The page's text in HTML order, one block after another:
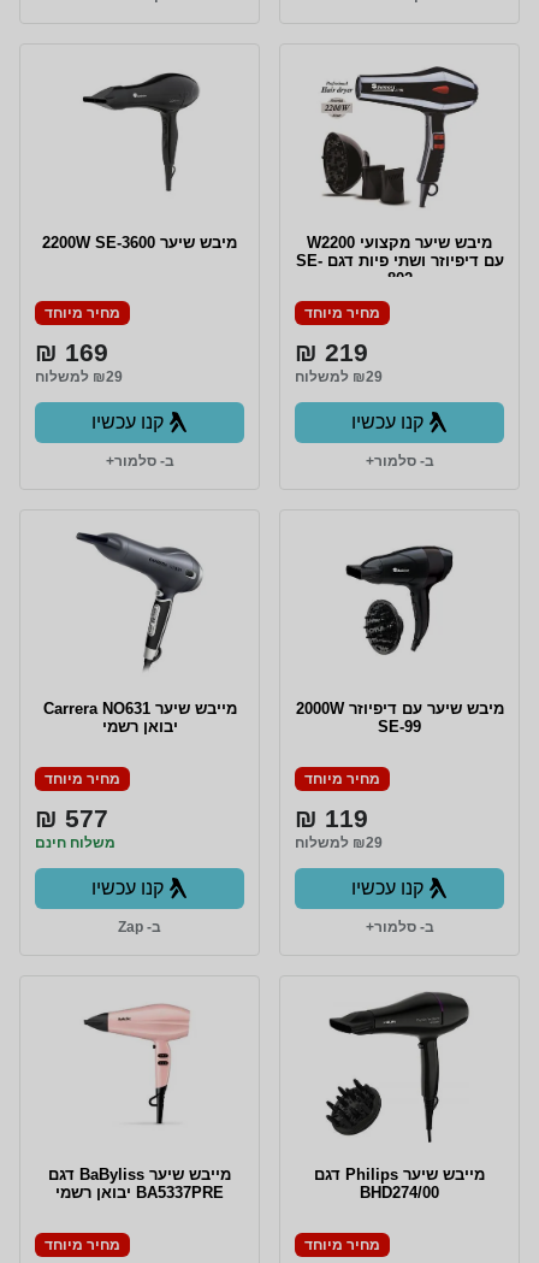
מיבש שיער מקצועי W2200
עם דיפיוזר ושתי פיות דגם SE-
802
מחיר מיוחד
219 ₪
₪29 למשלוח
קנו עכשיו
ב- סלמור+
מיבש שיער 2200W SE-3600
מחיר מיוחד
169 ₪
₪29 למשלוח
קנו עכשיו
ב- סלמור+
מיבש שיער עם דיפיוזר 2000W
SE-99
מחיר מיוחד
119 ₪
₪29 למשלוח
קנו עכשיו
ב- סלמור+
מייבש שיער Carrera NO631
יבואן רשמי
מחיר מיוחד
577 ₪
משלוח חינם
קנו עכשיו
ב- Zap
מייבש שיער Philips דגם
BHD274/00
מחיר מיוחד
מייבש שיער BaByliss דגם
BA5337PRE יבואן רשמי
מחיר מיוחד